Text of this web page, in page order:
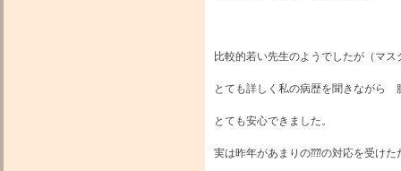
比較的若い先生のようでしたが（マ
とても詳しく私の病歴を聞きながら
とても安心できました。
実は昨年があまりの⁇⁇の対応を受けた